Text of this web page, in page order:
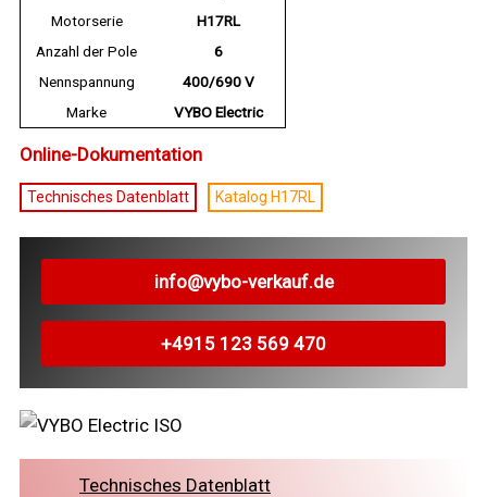
Motorserie
H17RL
Anzahl der Pole
6
Nennspannung
400/690 V
Marke
VYBO Electric
Online-Dokumentation
Technisches Datenblatt Katalog H17RL
info@vybo-verkauf.de
+4915 123 569 470
Technisches Datenblatt